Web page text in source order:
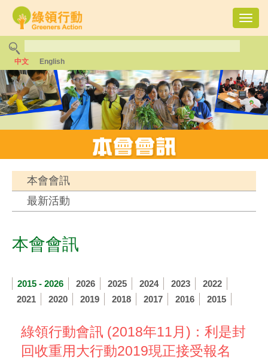
中文 English
本會會訊
最新活動
本會會訊
2015 - 2026 2026 2025 2024 2023
2022
2021
2020 2019 2018 2017 2016 2015
綠領行動會訊 (2018年11月)：利是封
回收重用大行動2019現正接受報名